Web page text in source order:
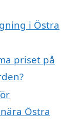
i Östra
priset på
Östra